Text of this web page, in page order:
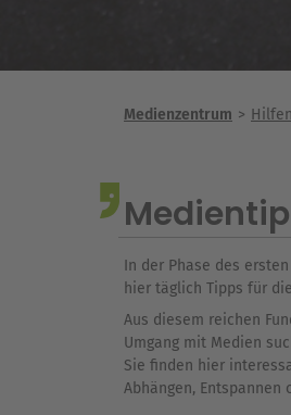
Medienzentrum
In der Phase des
hier täglich Tipps für
Aus diesem reichen
Umgang mit Medien
Sie finden hier
Abhängen,